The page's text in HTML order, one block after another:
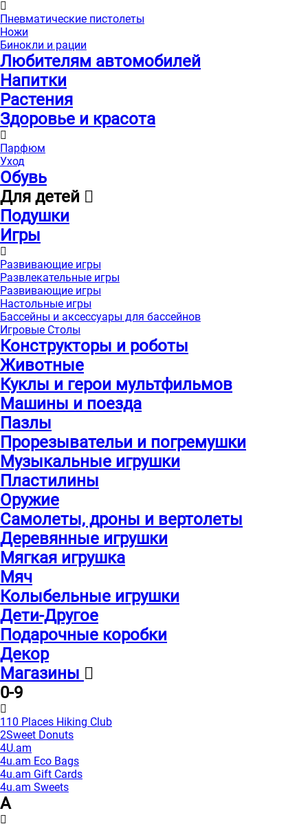
Пневматические пистолеты
Ножи
Бинокли и рации
Любителям автомобилей
Напитки
Растения
Здоровье и красота
Парфюм
Уход
Обувь
Для детей
Подушки
Игры
Развивающие игры
Развлекательные игры
Развивающие игры
Настольные игры
Бассейны и аксессуары для бассейнов
Игровые Столы
Конструкторы и роботы
Животные
Куклы и герои мультфильмов
Машины и поезда
Пазлы
Прорезывательи и погремушки
Музыкальные игрушки
Пластилины
Оружие
Самолеты, дроны и вертолеты
Деревянные игрушки
Мягкая игрушка
Мяч
Колыбельные игрушки
Дети-Другое
Подарочные коробки
Декор
Магазины
0-9
110 Places Hiking Club
2Sweet Donuts
4U.am
4u.am Eco Bags
4u.am Gift Cards
4u.am Sweets
A